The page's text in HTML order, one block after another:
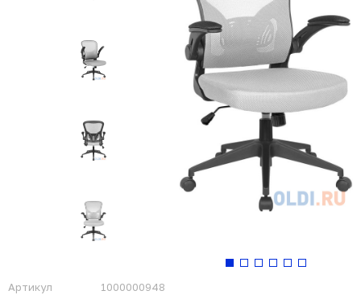
Артикул
1000000948